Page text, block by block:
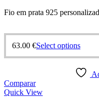
Fio em prata 925
63.00 €Select options
Comparar
Quick View